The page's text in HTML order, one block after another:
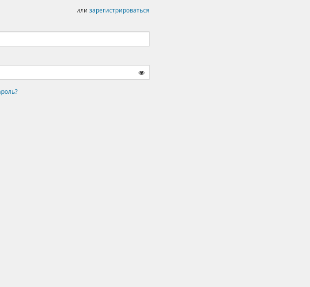
или зарегистрироваться